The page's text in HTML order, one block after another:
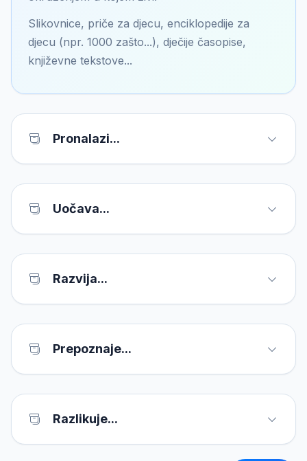
Slikovnice, priče za djecu, enciklopedije za
djecu (npr. 1000 zašto...), dječije časopise,
književne tekstove...
Pronalazi...
Uočava...
Razvija...
Prepoznaje...
Razlikuje...